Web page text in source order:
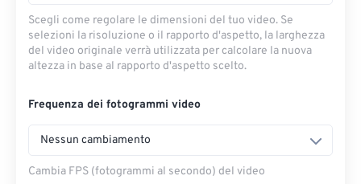
Scegli come regolare le dimensioni del tuo video. Se
selezioni la risoluzione o il rapporto d'aspetto, la larghezza
del video originale verrà utilizzata per calcolare la nuova
altezza in base al rapporto d'aspetto scelto.
Frequenza dei fotogrammi video
Nessun cambiamento
Cambia FPS (fotogrammi al secondo) del video